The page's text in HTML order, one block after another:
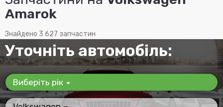
Amarok
Знайдено 3 627 запчастин
Уточніть автомобіль:
Виберіть рік